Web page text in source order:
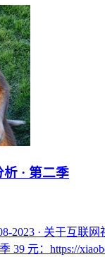
· 第二季
2023 · 关于互联
39 元：https://